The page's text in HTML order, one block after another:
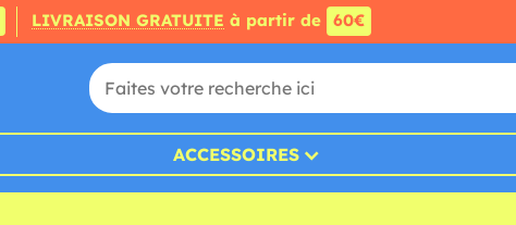
LIVRAISON GRATUITE à partir de 60€
ACCESSOIRES